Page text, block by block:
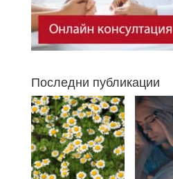
Последни публикации